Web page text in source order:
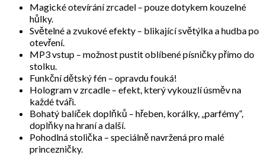
Magické otevírání zrcadel – pouze dotykem kouzelné
hůlky.
Světelné a zvukové efekty – blikající světýlka a hudba po
otevření.
MP3 vstup – možnost pustit oblíbené písničky přímo do
stolku.
Funkční dětský fén – opravdu fouká!
Hologram v zrcadle – efekt, který vykouzlí úsměv na
každé tváři.
Bohatý balíček doplňků – hřeben, korálky, „parfémy“,
doplňky na hraní a další.
Pohodlná stolička – speciálně navržená pro malé
princezničky.